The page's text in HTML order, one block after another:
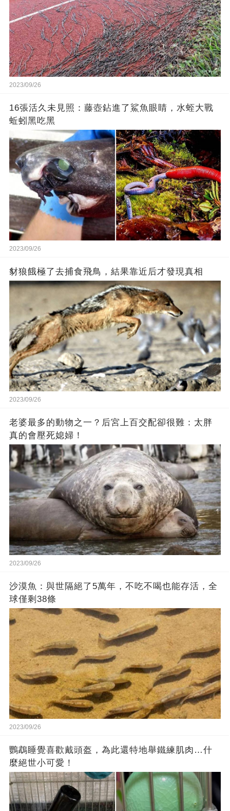
2023/09/26
16張活久未見照：藤壺鉆進了鯊魚眼睛，水蛭大戰
蚯蚓黑吃黑
2023/09/26
豺狼餓極了去捕食飛鳥，結果靠近后才發現真相
2023/09/26
老婆最多的動物之一？后宮上百交配卻很難：太胖
真的會壓死媳婦！
2023/09/26
沙漠魚：與世隔絕了5萬年，不吃不喝也能存活，全
球僅剩38條
2023/09/26
鸚鵡睡覺喜歡戴頭盔，為此還特地舉鐵練肌肉…什
麼絕世小可愛！